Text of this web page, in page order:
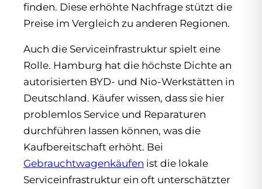
finden. Diese erhöhte Nachfrage stützt die
Preise im Vergleich zu anderen Regionen.
Auch die Serviceinfrastruktur spielt eine
Rolle. Hamburg hat die höchste Dichte an
autorisierten BYD- und Nio-Werkstätten in
Deutschland. Käufer wissen, dass sie hier
problemlos Service und Reparaturen
durchführen lassen können, was die
Kaufbereitschaft erhöht. Bei
Gebrauchtwagenkäufen ist die lokale
Serviceinfrastruktur ein oft unterschätzter